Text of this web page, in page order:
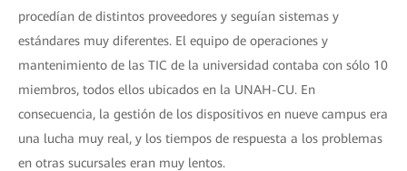
procedían de distintos proveedores y seguían sistemas y
estándares muy diferentes. El equipo de operaciones y
mantenimiento de las TIC de la universidad contaba con sólo 10
miembros, todos ellos ubicados en la UNAH-CU. En
consecuencia, la gestión de los dispositivos en nueve campus era
una lucha muy real, y los tiempos de respuesta a los problemas
en otras sucursales eran muy lentos.